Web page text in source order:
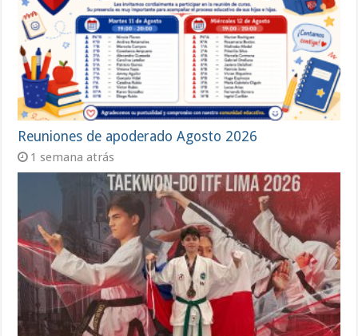
Reuniones de apoderado Agosto 2026
1 semana atrás